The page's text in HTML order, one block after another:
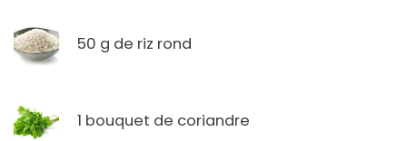
50 g de riz rond
1 bouquet de coriandre